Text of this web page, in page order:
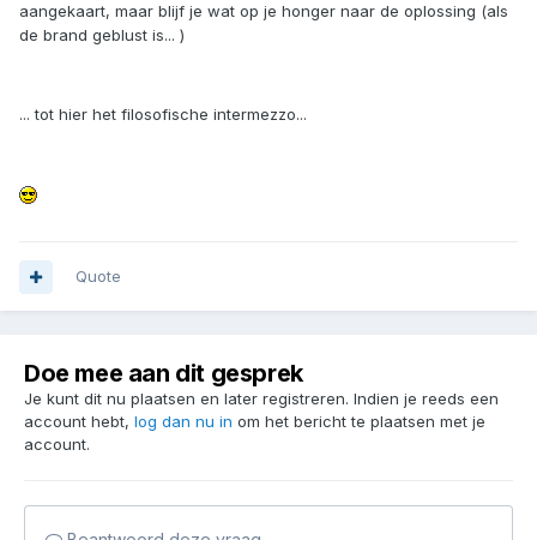
aangekaart, maar blijf je wat op je honger naar de oplossing (als
de brand geblust is... )
... tot hier het filosofische intermezzo...
Quote
Doe mee aan dit gesprek
Je kunt dit nu plaatsen en later registreren. Indien je reeds een
account hebt, log dan nu in om het bericht te plaatsen met je
account.